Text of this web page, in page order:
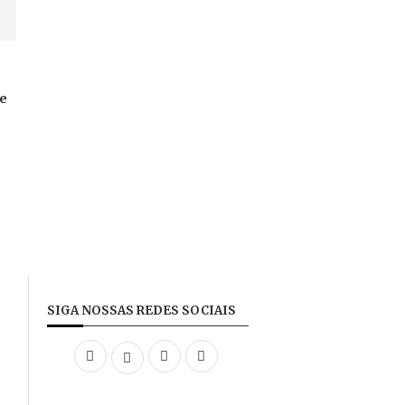
SIGA NOSSAS REDES SOCIAIS